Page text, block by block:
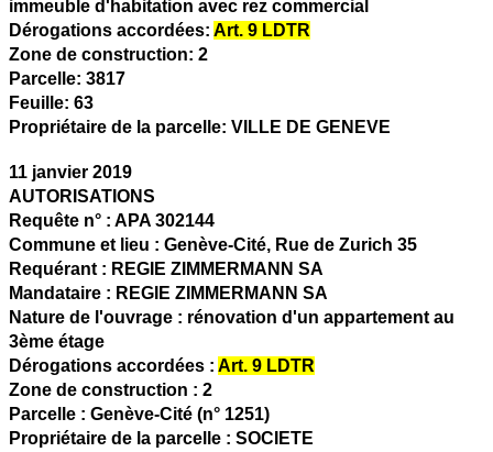
immeuble d'habitation avec rez commercial
Dérogations accordées: Art. 9 LDTR
Zone de construction: 2
Parcelle: 3817
Feuille: 63
Propriétaire de la parcelle: VILLE DE GENEVE
11 janvier 2019
AUTORISATIONS
Requête n° : APA 302144
Commune et lieu : Genève-Cité, Rue de Zurich 35
Requérant : REGIE ZIMMERMANN SA
Mandataire : REGIE ZIMMERMANN SA
Nature de l'ouvrage : rénovation d'un appartement au
3ème étage
Dérogations accordées : Art. 9 LDTR
Zone de construction : 2
Parcelle : Genève-Cité (n° 1251)
Propriétaire de la parcelle : SOCIETE